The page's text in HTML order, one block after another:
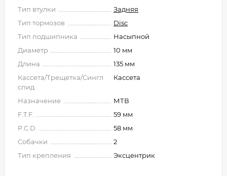
Тип втулки
Задняя
Тип тормозов
Disc
Тип подшипника
Насыпной
Диаметр
10 мм
Длина
135 мм
Кассета/Трещетка/Сингл
спид
Кассета
Назначение
МТВ
F.T.F.
59 мм
P.C.D.
58 мм
Собачки
2
Тип крепления
Эксцентрик